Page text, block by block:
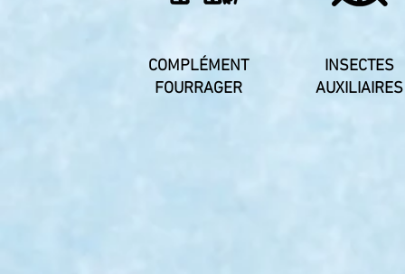
COMPLÉMENT
FOURRAGER
INSECTES
AUXILIAIRES